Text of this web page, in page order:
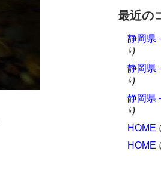
最近の
静岡県
り
静岡県
り
静岡県
り
HOME
HOME